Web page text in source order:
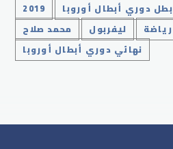
2019
بطل دوري أبطال أوروبا
رياضة ليفربول
محمد صلاح
نهائي دوري أبطال أوروبا